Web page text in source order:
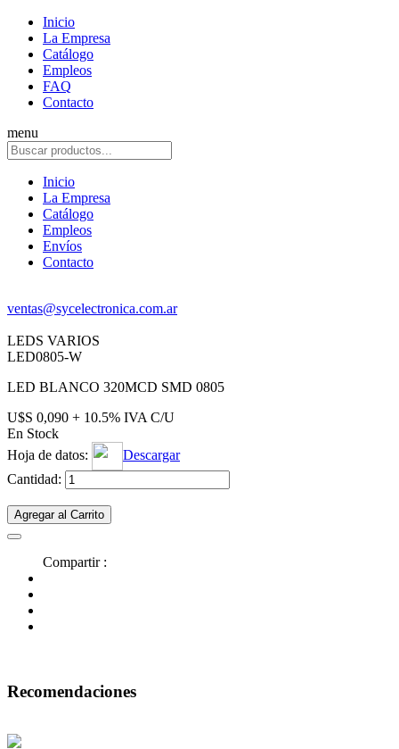
Inicio
La Empresa
Catálogo
Empleos
FAQ
Contacto
menu
Inicio
La Empresa
Catálogo
Empleos
Envíos
Contacto
ventas@sycelectronica.com.ar
LEDS VARIOS
LED0805-W
LED BLANCO 320MCD SMD 0805
U$S 0,090 + 10.5% IVA C/U
En Stock
Hoja de datos:
Descargar
Cantidad:
Agregar al Carrito
Compartir :
Recomendaciones